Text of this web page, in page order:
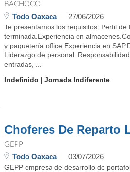
BACHOCO
Todo Oaxaca 27/06/2026
Te presentamos los requisitos: Perfil
terminada.Experiencia en
y paquetería office.Experiencia en
Liderazgo de personal.
entradas, ...
Indefinido
Jornada Indiferente
Choferes De Reparto
GEPP
Todo Oaxaca 03/07/2026
GEPP empresa de desarrollo de